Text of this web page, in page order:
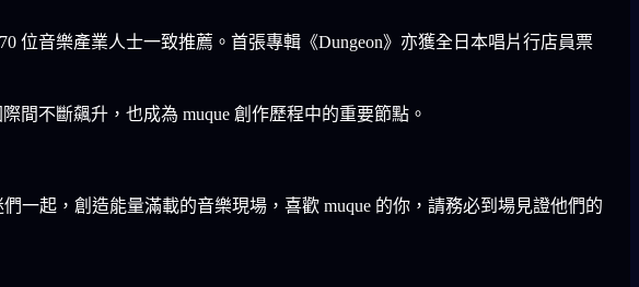
位音樂產業人士一致推薦。首張專輯《Dungeon》亦獲全日本唱片行店員票
間不斷飆升，也成為 muque 創作歷程中的重要節點。
一起，創造能量滿載的音樂現場，喜歡 muque 的你，請務必到場見證他們的